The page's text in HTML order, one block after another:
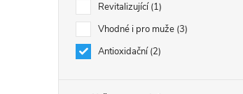
Revitalizující 1
Vhodné i pro muže 3
Antioxidační 2